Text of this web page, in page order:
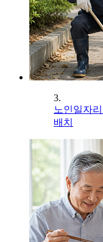
3.
노인일자
배치